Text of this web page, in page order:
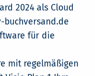
2024 als Cloud
buchversand.de
für die
mit regelmäßigen